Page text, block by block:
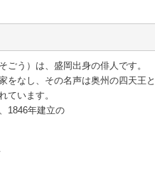
ごう）は、盛岡出身の俳人です。
をなし、その名声は奥州の四天王
ています。
1846年建立の